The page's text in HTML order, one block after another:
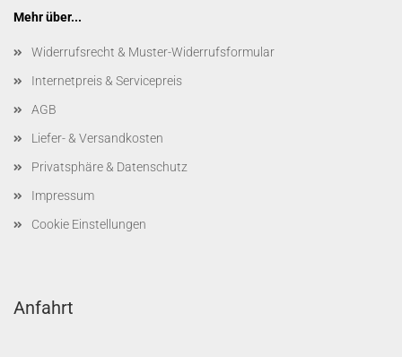
Mehr über...
Widerrufsrecht & Muster-Widerrufsformular
Internetpreis & Servicepreis
AGB
Liefer- & Versandkosten
Privatsphäre & Datenschutz
Impressum
Cookie Einstellungen
Anfahrt